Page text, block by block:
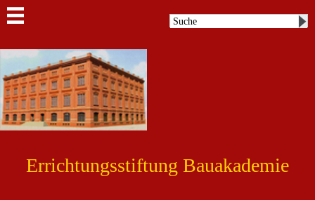
Errichtungsstiftung Bauakademie